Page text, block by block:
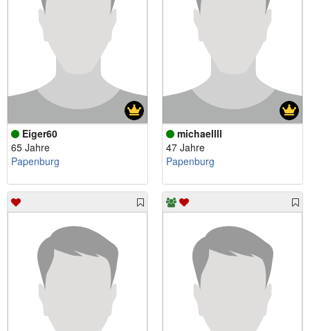
Eiger60
65 Jahre
Papenburg
michaellll
47 Jahre
Papenburg